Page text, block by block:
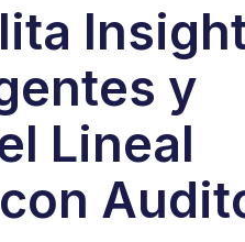
y
Lineal